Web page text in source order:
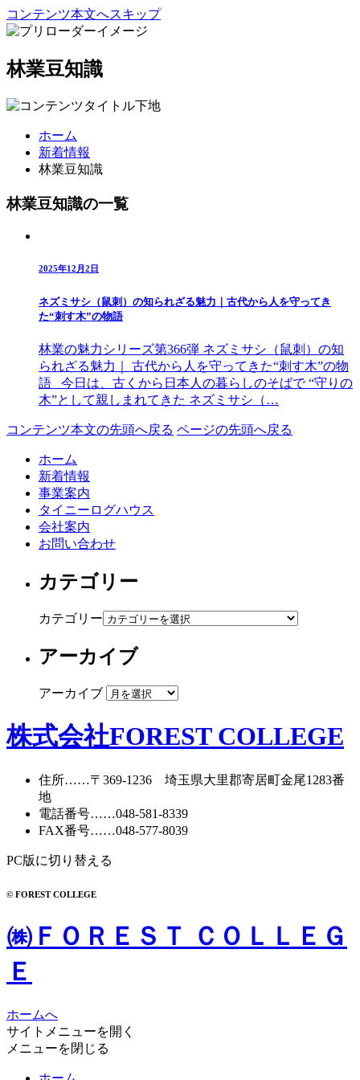
コンテンツ本文へスキップ
林業豆知識
ホーム
新着情報
林業豆知識
林業豆知識の一覧
2025年12月2日
ネズミサシ（鼠刺）の知られざる魅力｜古代から人を守ってき
た“刺す木”の物語
林業の魅力シリーズ第366弾 ネズミサシ（鼠刺）の知
られざる魅力｜ 古代から人を守ってきた“刺す木”の物
語 今日は、古くから日本人の暮らしのそばで “守りの
木”として親しまれてきた ネズミサシ（…
コンテンツ本文の先頭へ戻る ページの先頭へ戻る
ホーム
新着情報
事業案内
タイニーログハウス
会社案内
お問い合わせ
カテゴリー
カテゴリー
アーカイブ
アーカイブ
株式会社FOREST COLLEGE
住所……〒369-1236 埼玉県大里郡寄居町金尾1283番
地
電話番号……048-581-8339
FAX番号……048-577-8039
PC版に切り替える
© FOREST COLLEGE
㈱ＦＯＲＥＳＴ ＣＯＬＬＥＧ
Ｅ
ホームへ
サイトメニューを開く
メニューを閉じる